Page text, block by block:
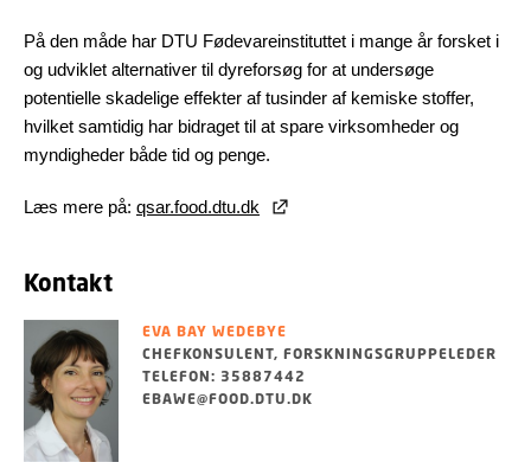
På den måde har DTU Fødevareinstituttet i mange år forsket i
og udviklet alternativer til dyreforsøg for at undersøge
potentielle skadelige effekter af tusinder af kemiske stoffer,
hvilket samtidig har bidraget til at spare virksomheder og
myndigheder både tid og penge.
Læs mere på: qsar.food.dtu.dk
Kontakt
EVA BAY WEDEBYE
CHEFKONSULENT, FORSKNINGSGRUPPELEDER
TELEFON: 35887442
EBAWE@FOOD.DTU.DK